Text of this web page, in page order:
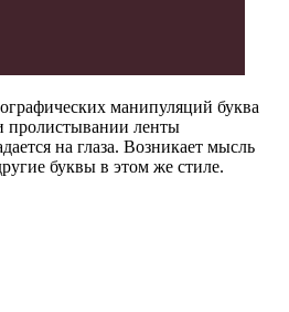
манипуляций буква
пролистывании ленты
на глаза. Возникает мысль
буквы в этом же стиле.